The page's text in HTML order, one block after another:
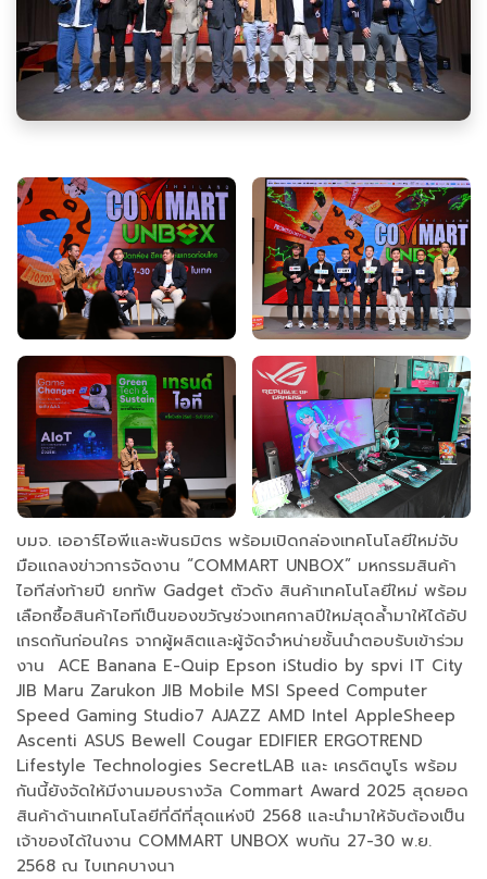
บมจ. เออาร์ไอพีและพันธมิตร พร้อมเปิดกล่องเทคโนโลยีใหม่จับ
มือแถลงข่าวการจัดงาน “COMMART UNBOX” มหกรรมสินค้า
ไอทีส่งท้ายปี ยกทัพ Gadget ตัวดัง สินค้าเทคโนโลยีใหม่ พร้อม
เลือกซื้อสินค้าไอทีเป็นของขวัญช่วงเทศกาลปีใหม่สุดล้ำมาให้ได้อัป
เกรดกันก่อนใคร จากผู้ผลิตและผู้จัดจำหน่ายชั้นนำตอบรับเข้าร่วม
งาน ACE Banana E-Quip Epson iStudio by spvi IT City
JIB Maru Zarukon JIB Mobile MSI Speed Computer
Speed Gaming Studio7 AJAZZ AMD Intel AppleSheep
Ascenti ASUS Bewell Cougar EDIFIER ERGOTREND
Lifestyle Technologies SecretLAB และ เครดิตบูโร พร้อม
กันนี้ยังจัดให้มีงานมอบรางวัล Commart Award 2025 สุดยอด
สินค้าด้านเทคโนโลยีที่ดีที่สุดแห่งปี 2568 และนำมาให้จับต้องเป็น
เจ้าของได้ในงาน COMMART UNBOX พบกัน 27-30 พ.ย.
2568 ณ ไบเทคบางนา